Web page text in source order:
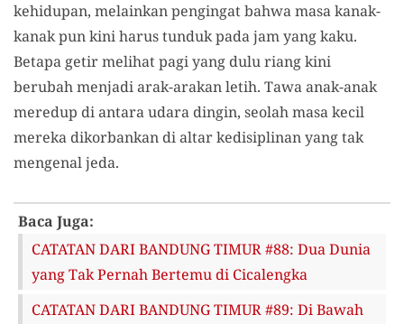
kehidupan, melainkan pengingat bahwa masa kanak-
kanak pun kini harus tunduk pada jam yang kaku.
Betapa getir melihat pagi yang dulu riang kini
berubah menjadi arak-arakan letih. Tawa anak-anak
meredup di antara udara dingin, seolah masa kecil
mereka dikorbankan di altar kedisiplinan yang tak
mengenal jeda.
Baca Juga:
CATATAN DARI BANDUNG TIMUR #88: Dua Dunia
yang Tak Pernah Bertemu di Cicalengka
CATATAN DARI BANDUNG TIMUR #89: Di Bawah